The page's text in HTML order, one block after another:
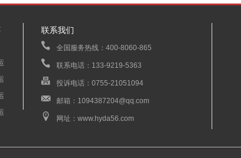
联系我们
全国服务热线：400-8060-865
联系电话：133-9219-5363
投诉电话：0755-21051094
邮箱：1094387204@qq.com
网址：www.hyda56.com